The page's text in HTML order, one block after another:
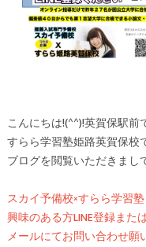
こんにちは!(^^)!英賀保駅前
すらら学習塾姫路英賀保校
ブログを閲覧いただきまし
スカイ予備校×すらら学習
興味のある方LINE登録また
メールにてお問い合わせ願